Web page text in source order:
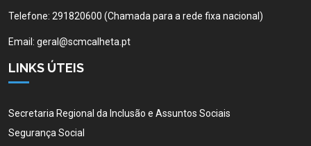
Telefone: 291820600 (Chamada para a rede fixa nacional)
Email: geral@scmcalheta.pt
LINKS ÚTEIS
Secretaria Regional da Inclusão e Assuntos Sociais
Segurança Social